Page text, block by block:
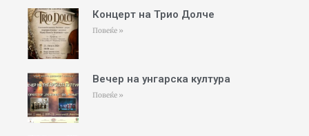
Концерт на Трио Долче
Повеќе »
Вечер на унгарска култура
Повеќе »